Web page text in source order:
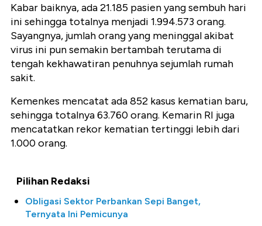
Kabar baiknya, ada 21.185 pasien yang sembuh hari
ini sehingga totalnya menjadi 1.994.573 orang.
Sayangnya, jumlah orang yang meninggal akibat
virus ini pun semakin bertambah terutama di
tengah kekhawatiran penuhnya sejumlah rumah
sakit.
Kemenkes mencatat ada 852 kasus kematian baru,
sehingga totalnya 63.760 orang. Kemarin RI juga
mencatatkan rekor kematian tertinggi lebih dari
1.000 orang.
Pilihan Redaksi
Obligasi Sektor Perbankan Sepi Banget,
Ternyata Ini Pemicunya